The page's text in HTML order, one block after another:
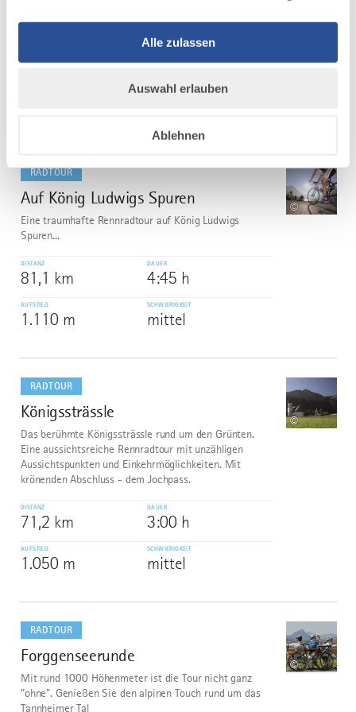
Alle zulassen
Auswahl erlauben
Ablehnen
Basilika in Ottobeuren...
67,1 km 2:45 h
SCHWIERIGKEIT
RADTOUR
5
Auf König Ludwigs Spuren
©
Eine traumhafte Rennradtour auf König Ludwigs
Spuren...
DISTANZ
81,1 km
DAUER
4:45 h
AUFSTIEG
1.110 m
SCHWIERIGKEIT
mittel
RADTOUR
6
Königssträssle
©
Das berühmte Königssträssle rund um den Grünten.
Eine aussichtsreiche Rennradtour mit unzähligen
Aussichtspunkten und Einkehrmöglichkeiten. Mit
krönenden Abschluss - dem Jochpass.
DISTANZ
71,2 km
DAUER
3:00 h
AUFSTIEG
1.050 m
SCHWIERIGKEIT
mittel
dazu
RADTOUR
7
Forggenseerunde
©
Mit rund 1000 Höhenmeter ist die Tour nicht ganz
"ohne". Genießen Sie den alpinen Touch rund um das
Tannheimer Tal
dazu